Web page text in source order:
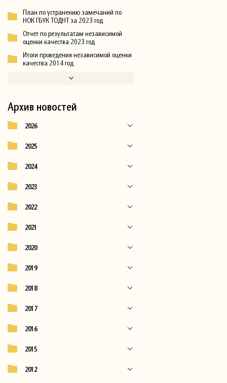
План по устранению замечаний по
НОК ГБУК ТОДНТ за 2023 год
Отчет по результатам независимой
оценки качества 2023 год
Итоги проведения независимой оценки
качества 2014 год
Архив новостей
2026
2025
2024
2023
2022
2021
2020
2019
2018
2017
2016
2015
2012